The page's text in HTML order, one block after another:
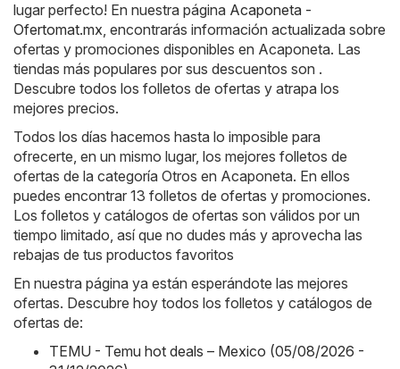
lugar perfecto! En nuestra página Acaponeta -
Ofertomat.mx, encontrarás información actualizada sobre
ofertas y promociones disponibles en Acaponeta. Las
tiendas más populares por sus descuentos son .
Descubre todos los folletos de ofertas y atrapa los
mejores precios.
Todos los días hacemos hasta lo imposible para
ofrecerte, en un mismo lugar, los mejores folletos de
ofertas de la categoría Otros en Acaponeta. En ellos
puedes encontrar 13 folletos de ofertas y promociones.
Los folletos y catálogos de ofertas son válidos por un
tiempo limitado, así que no dudes más y aprovecha las
rebajas de tus productos favoritos
En nuestra página ya están esperándote las mejores
ofertas. Descubre hoy todos los folletos y catálogos de
ofertas de:
TEMU - Temu hot deals – Mexico (05/08/2026 -